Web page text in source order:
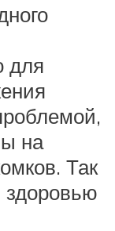
для
на
Так
здоровью